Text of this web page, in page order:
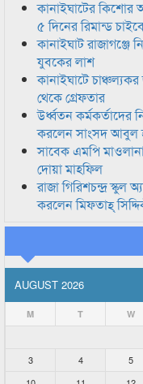
কানাইঘাটের
৫ দিনের রিমান্ড
কানাইঘাট
যুবকের লাশ
কানাইঘাটে
থেকে গ্রেফতার
উর্ধ্বতন কর্মকর্তাদের
করলেন সাংসদ আবুল
সাবেক এমপি
দোয়া মাহফিল
রাজা গিরিশচন্দ্র
করলেন মিফতাহ্
AUGUST 2026
M T W
3
4 5